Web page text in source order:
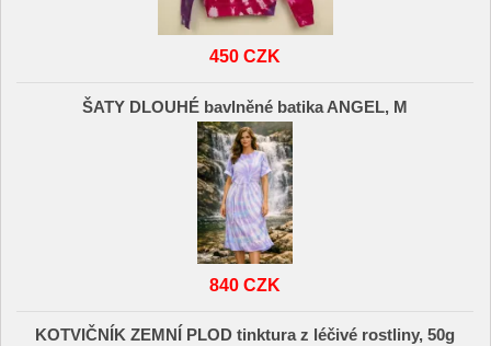
450 CZK
ŠATY DLOUHÉ bavlněné batika ANGEL, M
840 CZK
KOTVIČNÍK ZEMNÍ PLOD tinktura z léčivé rostliny, 50g